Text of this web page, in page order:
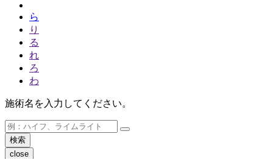
ら
り
る
れ
ろ
わ
施術名を入力してください。
close